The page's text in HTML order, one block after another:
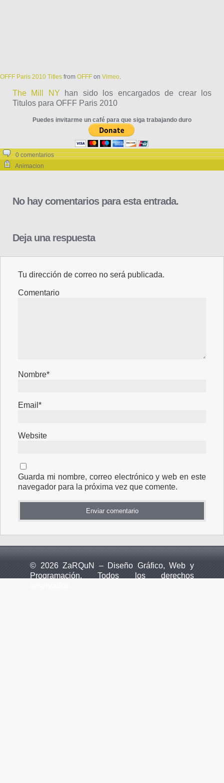
OFFF Paris 2010 Titles from OFFF on Vimeo.
The Mill NY han sido los encargados de crear los
Titulos para OFFF Paris 2010
Puedes invitarme un café para que siga trabajando duro
0 comentarios
Animacion
No hay comentarios para esta entrada.
Deja una respuesta
Tu dirección de correo no será publicada.
Comentario
Nombre*
Email*
Website
Guarda mi nombre, correo electrónico y web en este
navegador para la próxima vez que comente.
© 2026 ZaRQuN – Diseño Gráfico, Web y
Programación. Todos los derechos